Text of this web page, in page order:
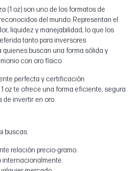
(1 oz) son uno de los formatos de
del mundo. Representan el
liquidez y manejabilidad, lo que los
tanto para inversores
quienes buscan una forma sólida y
con oro físico.
perfecta y certificación
oz te ofrece una forma eficiente, segura
de invertir en oro.
buscas:
relación precio-gramo.